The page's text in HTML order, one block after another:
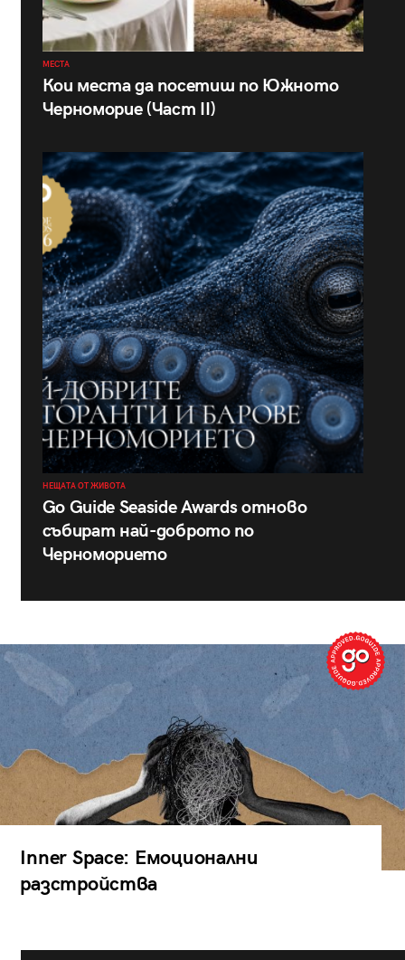
МЕСТА
Кои места да посетиш по Южното
Черноморие (Част II)
НЕЩАТА ОТ ЖИВОТА
Go Guide Seaside Awards отново
събират най-доброто по
Черноморието
Inner Space: Емоционални
разстройства